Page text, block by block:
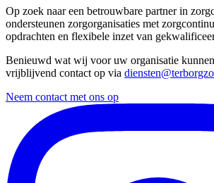
Op zoek naar een betrouwbare partner in
ondersteunen zorgorganisaties met
opdrachten en flexibele inzet van
Benieuwd wat wij voor uw organisatie
vrijblijvend contact op via
Neem contact met ons op